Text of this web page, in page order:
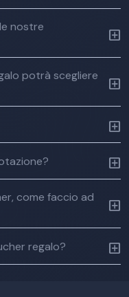
nostre
potrà scegliere
come faccio ad
regalo?